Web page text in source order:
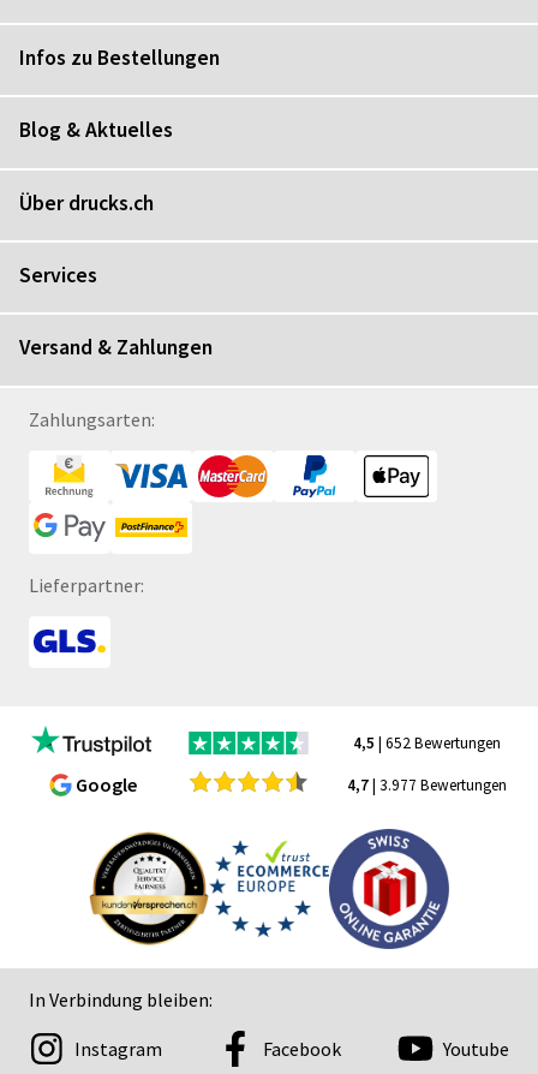
Infos zu Bestellungen
Blog & Aktuelles
Über drucks.ch
Services
Versand & Zahlungen
Zahlungsarten:
Lieferpartner:
4,5 | 652 Bewertungen
Google 4,7| 3.977 Bewertungen
In Verbindung bleiben:
Instagram Facebook Youtube